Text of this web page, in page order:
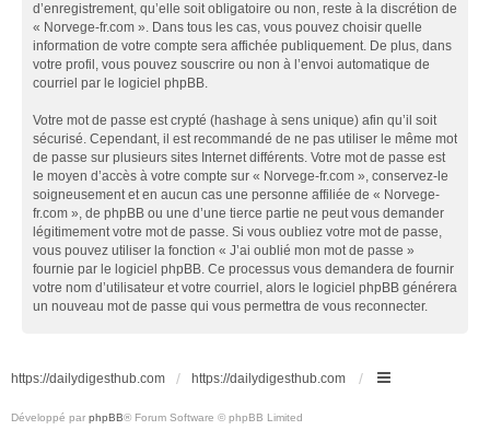
d’enregistrement, qu’elle soit obligatoire ou non, reste à la discrétion de
« Norvege-fr.com ». Dans tous les cas, vous pouvez choisir quelle
information de votre compte sera affichée publiquement. De plus, dans
votre profil, vous pouvez souscrire ou non à l’envoi automatique de
courriel par le logiciel phpBB.
Votre mot de passe est crypté (hashage à sens unique) afin qu’il soit
sécurisé. Cependant, il est recommandé de ne pas utiliser le même mot
de passe sur plusieurs sites Internet différents. Votre mot de passe est
le moyen d’accès à votre compte sur « Norvege-fr.com », conservez-le
soigneusement et en aucun cas une personne affiliée de « Norvege-
fr.com », de phpBB ou une d’une tierce partie ne peut vous demander
légitimement votre mot de passe. Si vous oubliez votre mot de passe,
vous pouvez utiliser la fonction « J’ai oublié mon mot de passe »
fournie par le logiciel phpBB. Ce processus vous demandera de fournir
votre nom d’utilisateur et votre courriel, alors le logiciel phpBB générera
un nouveau mot de passe qui vous permettra de vous reconnecter.
https://dailydigesthub.com https://dailydigesthub.com
Développé par phpBB® Forum Software © phpBB Limited